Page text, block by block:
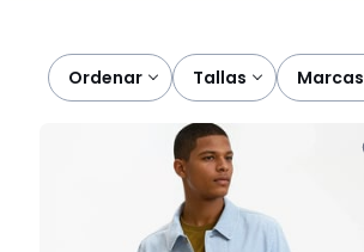
Ordenar
tallas marcas